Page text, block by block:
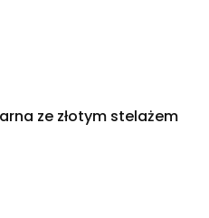
ze złotym stelażem